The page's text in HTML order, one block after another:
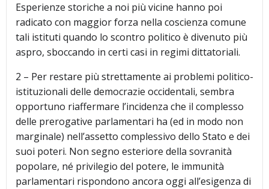
Esperienze storiche a noi più vicine hanno poi
radicato con maggior forza nella coscienza comune
tali istituti quando lo scontro politico è divenuto più
aspro, sboccando in certi casi in regimi dittatoriali.
2 – Per restare più strettamente ai problemi politico-
istituzionali delle democrazie occidentali, sembra
opportuno riaffermare l’incidenza che il complesso
delle prerogative parlamentari ha (ed in modo non
marginale) nell’assetto complessivo dello Stato e dei
suoi poteri. Non segno esteriore della sovranità
popolare, né privilegio del potere, le immunità
parlamentari rispondono ancora oggi all’esigenza di